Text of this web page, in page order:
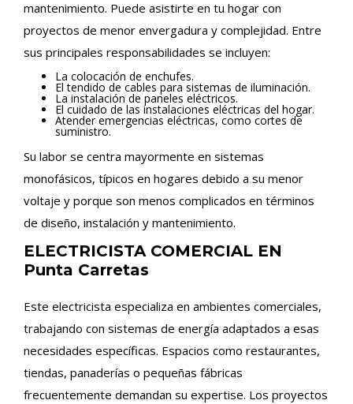
mantenimiento. Puede asistirte en tu hogar con
proyectos de menor envergadura y complejidad. Entre
sus principales responsabilidades se incluyen:
La colocación de enchufes.
El tendido de cables para sistemas de iluminación.
La instalación de paneles eléctricos.
El cuidado de las instalaciones eléctricas del hogar.
Atender emergencias eléctricas, como cortes de
suministro.
Su labor se centra mayormente en sistemas
monofásicos, típicos en hogares debido a su menor
voltaje y porque son menos complicados en términos
de diseño, instalación y mantenimiento.
ELECTRICISTA COMERCIAL EN
Punta Carretas
Este electricista especializa en ambientes comerciales,
trabajando con sistemas de energía adaptados a esas
necesidades específicas. Espacios como restaurantes,
tiendas, panaderías o pequeñas fábricas
frecuentemente demandan su expertise. Los proyectos